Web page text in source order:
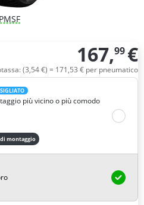
167,99 €
(3,54€) = 171,53 € per pneumatico
più vicino o più comodo
montaggio